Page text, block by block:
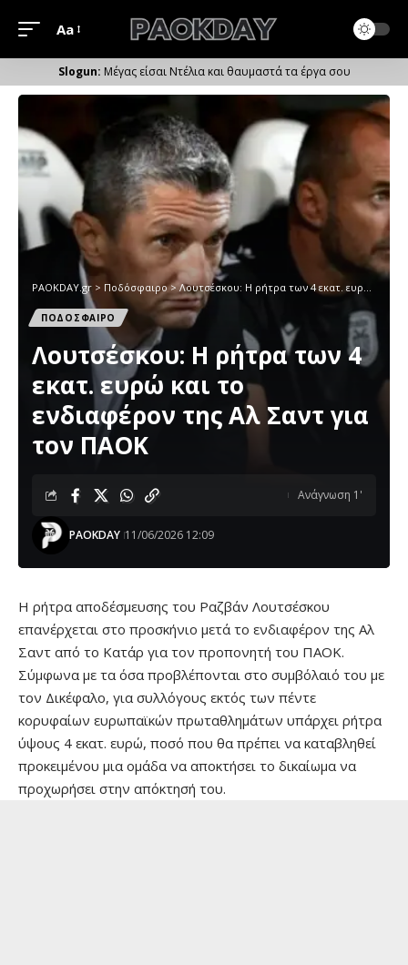
Μέγεθος
Γραμματοσειράς
Aa
Μέγας είσαι Ντέλια και θαυμαστά τα έργα σου
PAOKDAY.gr > Ποδόσφαιρο>Λουτσέσκου: Η ρήτρα των 4 εκατ. ευρώ και το ενδιαφέρον της Αλ Σαντ για τον ΠΑΟΚ
ΠΟΔΟΣΦΑΙΡΟ
Λουτσέσκου: Η ρήτρα των 4
εκατ. ευρώ και το
ενδιαφέρον της Αλ Σαντ για
τον ΠΑΟΚ
PAOKDAY 11/06/2026 12:09
Ανάγνωση 1'
Η ρήτρα αποδέσμευσης του Ραζβάν Λουτσέσκου
επανέρχεται στο προσκήνιο μετά το ενδιαφέρον της Αλ
Σαντ από το Κατάρ για τον προπονητή του ΠΑΟΚ.
Σύμφωνα με τα όσα προβλέπονται στο συμβόλαιό του με
τον Δικέφαλο, για συλλόγους εκτός των πέντε
κορυφαίων ευρωπαϊκών πρωταθλημάτων υπάρχει ρήτρα
ύψους 4 εκατ. ευρώ, ποσό που θα πρέπει να καταβληθεί
προκειμένου μια ομάδα να αποκτήσει το δικαίωμα να
προχωρήσει στην απόκτησή του.